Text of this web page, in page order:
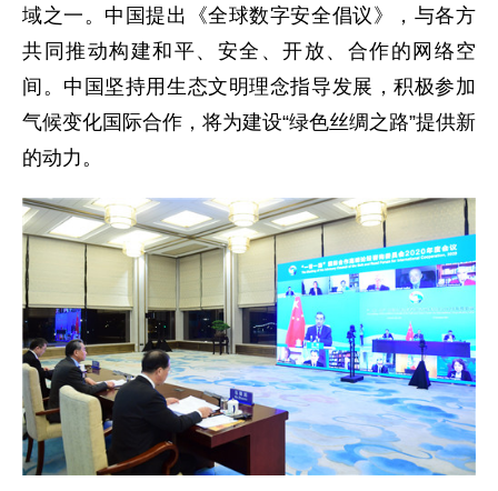
域之一。中国提出《全球数字安全倡议》，与各方
共同推动构建和平、安全、开放、合作的网络空
间。中国坚持用生态文明理念指导发展，积极参加
气候变化国际合作，将为建设“绿色丝绸之路”提供新
的动力。